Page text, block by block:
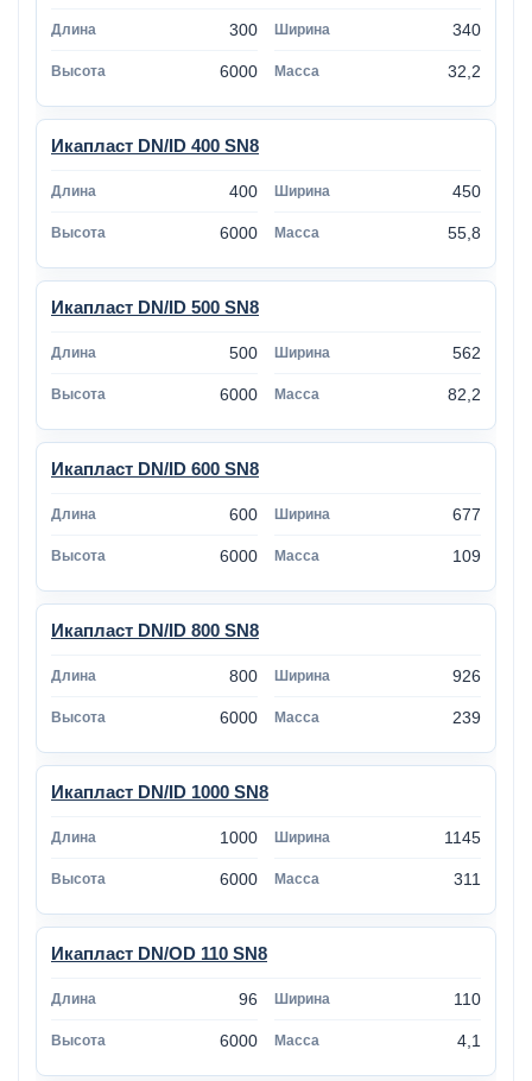
300 340
6000 32,2
Икапласт DN/ID 400 SN8
400 450
6000 55,8
Икапласт DN/ID 500 SN8
500 562
6000 82,2
Икапласт DN/ID 600 SN8
600 677
6000 109
Икапласт DN/ID 800 SN8
800 926
6000 239
Икапласт DN/ID 1000 SN8
1000 1145
6000 311
Икапласт DN/OD 110 SN8
96 110
6000 4,1